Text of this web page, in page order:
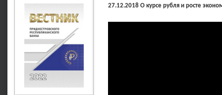
27.12.2018 О курсе рубля и росте